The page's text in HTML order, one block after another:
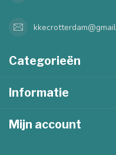
Categorieën
Informatie
Mijn account